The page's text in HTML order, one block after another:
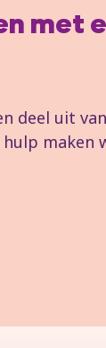
met
deel uit
maken